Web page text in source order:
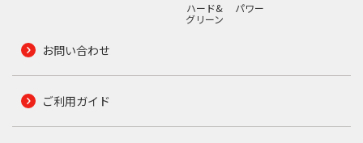
ハード&
グリーン
パワー
お問い合わせ
ご利用ガイド